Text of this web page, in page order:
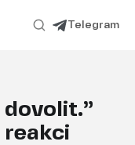
Telegram
reakci